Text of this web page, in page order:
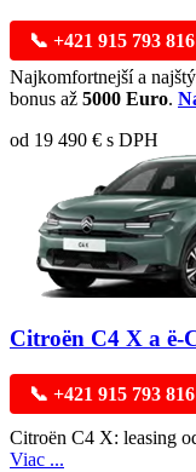
📞 +421 915 793 816
Najkomfortnejší a
bonus až 5000 Euro.
od 19 490 € s DPH
Citroën C4 X a ë-
📞 +421 915 793 816
Citroën C4 X: leasing
Viac ...